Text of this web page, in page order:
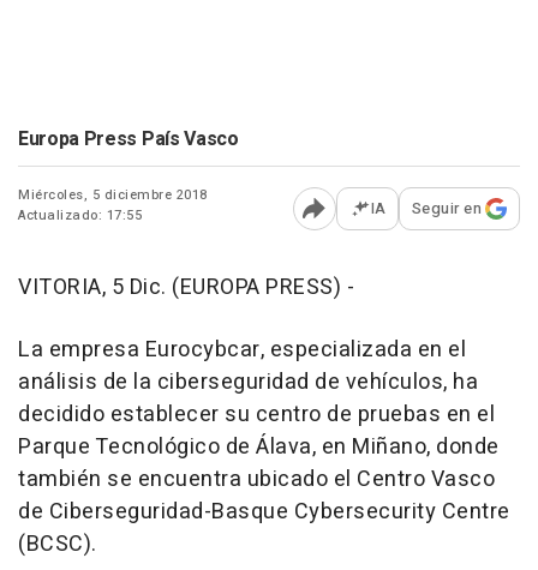
Europa Press País Vasco
Miércoles, 5 diciembre 2018
Actualizado: 17:55
Abrir opciones para
IA Seguir en
VITORIA, 5 Dic. (EUROPA PRESS) -
La empresa Eurocybcar, especializada en el
análisis de la ciberseguridad de vehículos, ha
decidido establecer su centro de pruebas en el
Parque Tecnológico de Álava, en Miñano, donde
también se encuentra ubicado el Centro Vasco
de Ciberseguridad-Basque Cybersecurity Centre
(BCSC).